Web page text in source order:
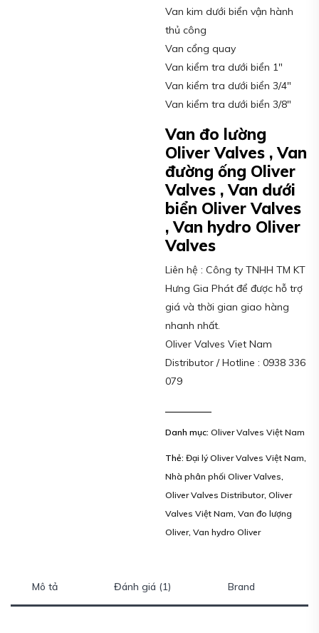
Van kim dưới biển vận hành
thủ công
Van cổng quay
Van kiểm tra dưới biển 1″
Van kiểm tra dưới biển 3/4″
Van kiểm tra dưới biển 3/8″
Van đo lường
Oliver Valves , Van
đường ống Oliver
Valves , Van dưới
biển Oliver Valves
, Van hydro Oliver
Valves
Liên hệ : Công ty TNHH TM KT
Hưng Gia Phát để được hỗ trợ
giá và thời gian giao hàng
nhanh nhất.
Oliver Valves Viet Nam
Distributor / Hotline : 0938 336
079
Danh mục:Oliver Valves Việt Nam
Thẻ:Đại lý Oliver Valves Việt Nam
Nhà phân phối Oliver Valves
Oliver Valves Distributor,Oliver
Valves Việt Nam ,Van đo lượng
Oliver,Van hydro Oliver
Mô tả Đánh giá (1) Brand